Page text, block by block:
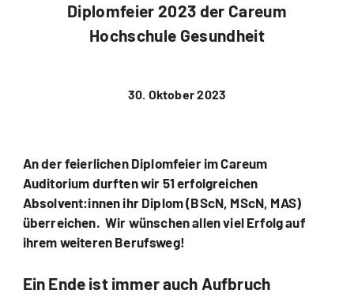
Diplomfeier 2023 der Careum
Hochschule Gesundheit
30. Oktober 2023
An der feierlichen Diplomfeier im Careum
Auditorium durften wir 51 erfolgreichen
Absolvent:innen ihr Diplom (BScN, MScN, MAS)
überreichen. Wir wünschen allen viel Erfolg auf
ihrem weiteren Berufsweg!
Ein Ende ist immer auch Aufbruch